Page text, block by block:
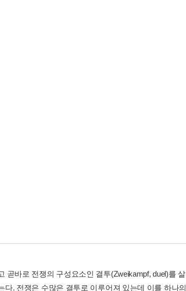
곧바로 전쟁의 구성요소인 결투(Zweikampf, duel)를 살
. 전쟁은 수많은 결투로 이루어져 있는데 이를 하나의